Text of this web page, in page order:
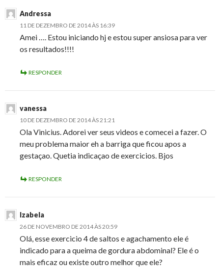
Andressa
11 DE DEZEMBRO DE 2014 ÀS 16:39
Amei …. Estou iniciando hj e estou super ansiosa para ver
os resultados!!!!
RESPONDER
vanessa
10 DE DEZEMBRO DE 2014 ÀS 21:21
Ola Vinicius. Adorei ver seus videos e comecei a fazer. O
meu problema maior eh a barriga que ficou apos a
gestaçao. Quetia indicaçao de exercicios. Bjos
RESPONDER
Izabela
26 DE NOVEMBRO DE 2014 ÀS 20:59
Olá, esse exercicio 4 de saltos e agachamento ele é
indicado para a queima de gordura abdominal? Ele é o
mais eficaz ou existe outro melhor que ele?